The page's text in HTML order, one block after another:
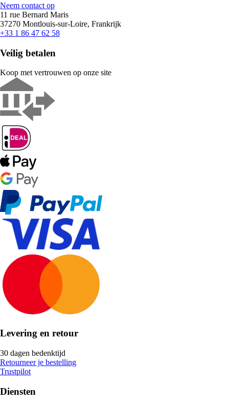
Neem contact op
11 rue Bernard Maris
37270 Montlouis-sur-Loire, Frankrijk
+33 1 86 47 62 58
Veilig betalen
Koop met vertrouwen op onze site
Levering en retour
30 dagen bedenktijd
Retourneer je bestelling
Trustpilot
Diensten